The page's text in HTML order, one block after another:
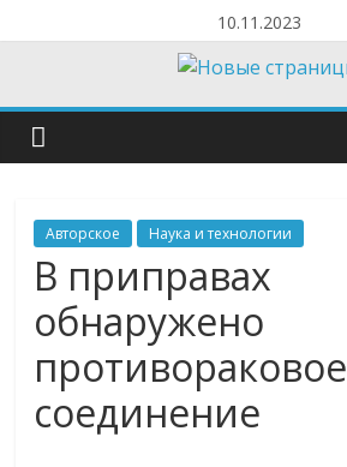
10.11.2023
Авторское Наука и технологии
В приправах
обнаружено
противораковое
соединение